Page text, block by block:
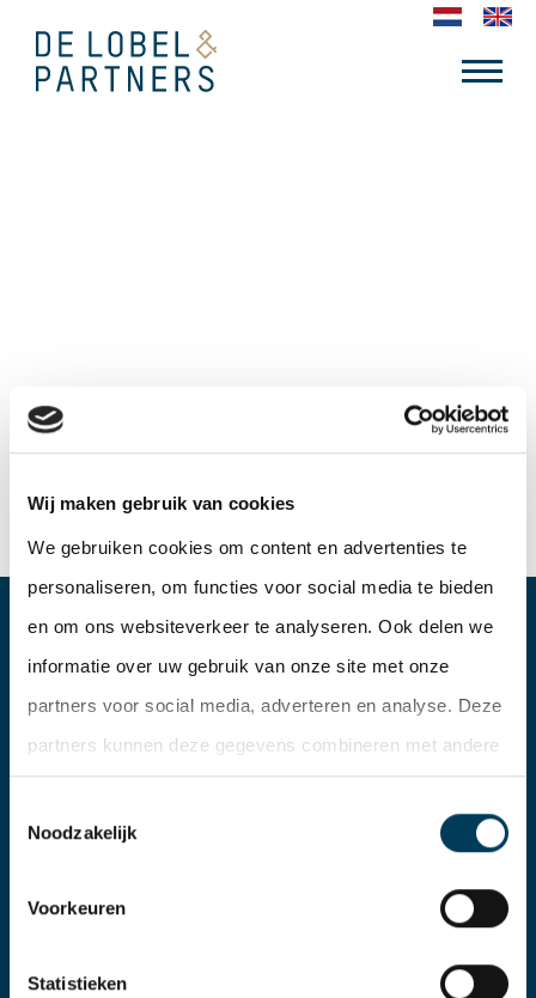
Wij maken gebruik van cookies
We gebruiken cookies om content en advertenties te
personaliseren, om functies voor social media te bieden
en om ons websiteverkeer te analyseren. Ook delen we
informatie over uw gebruik van onze site met onze
partners voor social media, adverteren en analyse. Deze
partners kunnen deze gegevens combineren met andere
verzameld op basis van uw gebruik van hun services.
Noodzakelijk
Voorkeuren
Statistieken
KPN
DE LOBEL & PARTNERS
Lage Mosten 55b
4822 NK Breda
076 – 206 10 06
3014 DA Rotterdam